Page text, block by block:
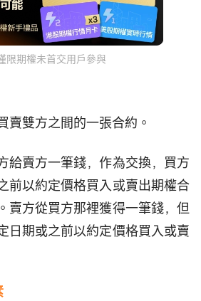
限期權未首交用戶參與
賣雙方之間的一張合約。
給賣方一筆錢，作為交換，買方
前以約定價格買入或賣出期權合
賣方從買方那裡獲得一筆錢，但
日期或之前以約定價格買入或賣